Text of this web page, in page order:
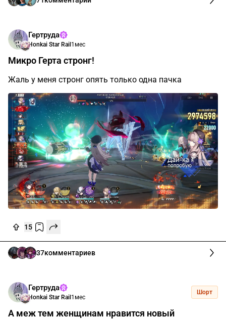
Гертруда
Honkai Star Rail 1мес
Микро Герта стронг!
Жаль у меня стронг опять только одна пачка
15
37комментариев
Гертруда
Honkai Star Rail1мес
Шорт
А меж тем женщинам нравится новый